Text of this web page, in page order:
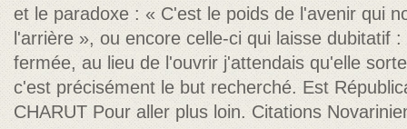
et le paradoxe : « C'est le poids de l'avenir qui
l'arrière », ou encore celle-ci qui laisse dubitatif
fermée, au lieu de l'ouvrir j'attendais qu'elle
c'est précisément le but recherché. Est
CHARUT Pour aller plus loin. Citations